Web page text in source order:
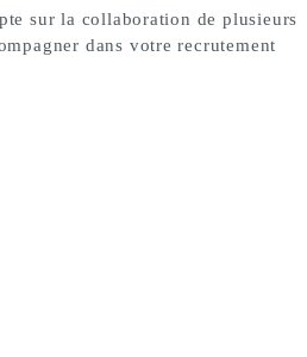
sur la collaboration de plusieurs
dans votre recrutement